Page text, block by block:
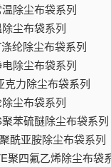
除尘布袋系列
尘布袋系列
纶除尘布袋系列
除尘布袋系列
克力除尘布袋系列
尘布袋系列
苯硫醚除尘布袋系列
酰亚胺除尘布袋系列
聚四氟乙烯除尘布袋